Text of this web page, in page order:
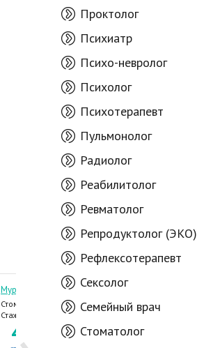
Мурзак Наталья
Стоматолог-терапевт,
Стоматолог,
Стоматолог-эндодонт,
Стоматолог-педиатр
Стаж 26 лет
46 6.23
Проктолог
Психиатр
Психо-невролог
Психолог
Психотерапевт
Пульмонолог
Радиолог
Реабилитолог
Ревматолог
Репродуктолог (ЭКО)
Рефлексотерапевт
Сексолог
Семейный врач
Стоматолог